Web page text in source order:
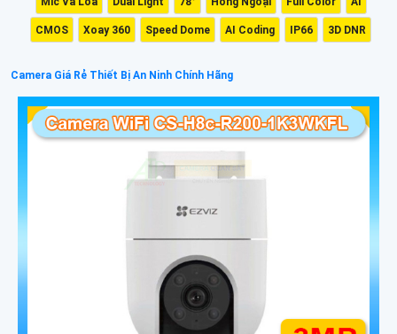
CMOS Xoay 360 Speed Dome AI Coding IP66 3D DNR
Camera Giá Rẻ Thiết Bị An Ninh Chính Hãng